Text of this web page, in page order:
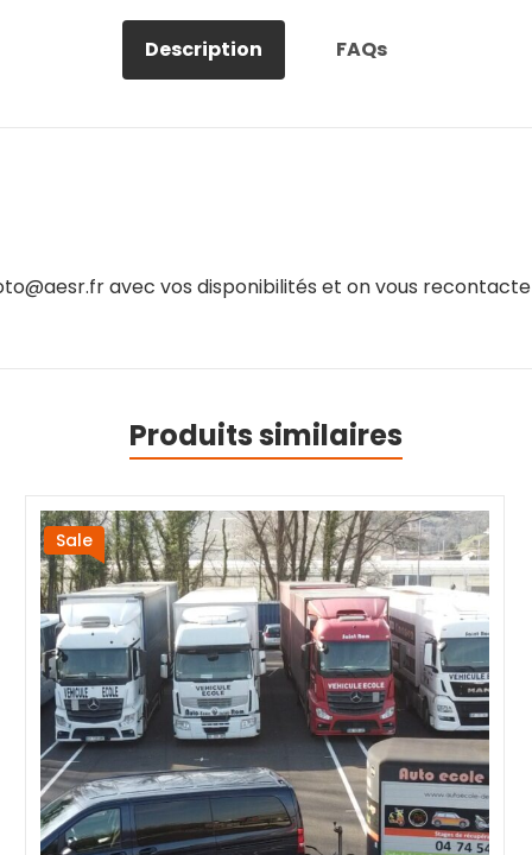
Description FAQs
avec vos disponibilités et on vous
Produits similaires
Sale